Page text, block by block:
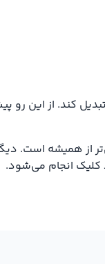
کند. از این رو
از همیشه است.
کلیک انجام می‌شود.